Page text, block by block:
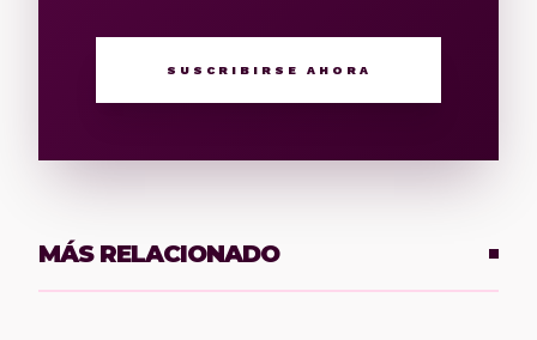
SUSCRIBIRSE AHORA
MÁS RELACIONADO